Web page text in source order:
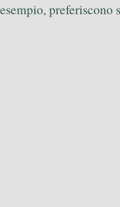
preferiscono